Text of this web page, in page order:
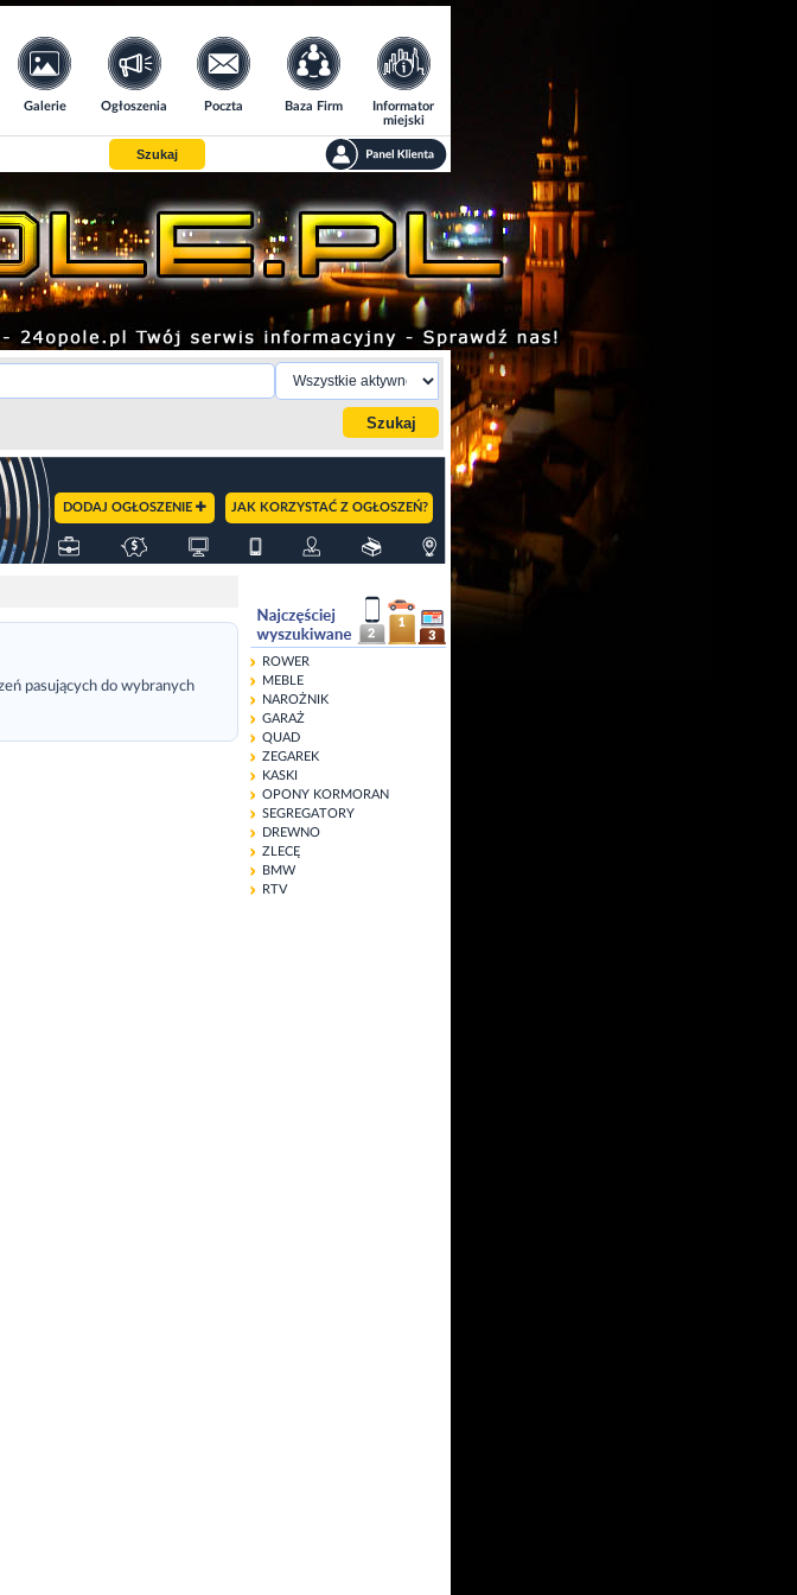
Galerie Ogłoszenia Poczta Baza Firm
Informator
miejski
Szukaj
DODAJ OGŁOSZENIE JAK KORZYSTAĆ Z OGŁOSZEŃ?
pasujących do wybranych
ROWER
MEBLE
NAROŻNIK
GARAŻ
QUAD
ZEGAREK
KASKI
OPONY KORMORAN
SEGREGATORY
DREWNO
ZLECĘ
BMW
RTV